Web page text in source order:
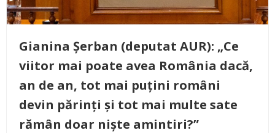
Gianina Șerban (deputat AUR): „Ce
viitor mai poate avea România dacă,
an de an, tot mai puțini români
devin părinți și tot mai multe sate
rămân doar niște amintiri?”